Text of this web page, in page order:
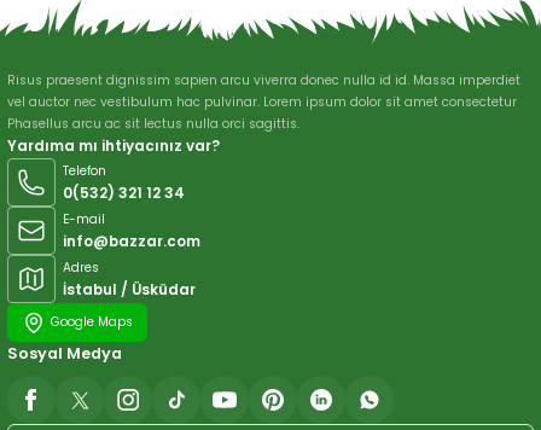
Gönder
Risus praesent dignissim sapien arcu viverra donec nulla id id. Massa imperdiet
vel auctor nec vestibulum hac pulvinar. Lorem ipsum dolor sit amet consectetur
Phasellus arcu ac sit lectus nulla orci sagittis.
Yardıma mı ihtiyacınız var?
Telefon
0(532) 321 12 34
E-mail
info@bazzar.com
Adres
İstabul / Üsküdar
Google Maps
Sosyal Medya